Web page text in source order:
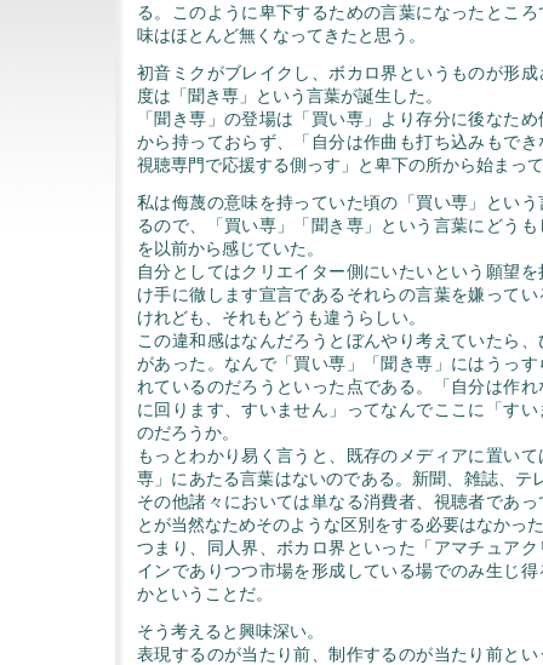
る。このように卑下するための言葉になったとこ
味はほとんど無くなってきたと思う。
初音ミクがブレイクし、ボカロ界というものが形
度は「聞き専」という言葉が誕生した。
「聞き専」の登場は「買い専」より存分に後なた
から持っておらず、「自分は作曲も打ち込みもで
視聴専門で応援する側っす」と卑下の所から始まっ
私は侮蔑の意味を持っていた頃の「買い専」とい
るので、「買い専」「聞き専」という言葉にどう
を以前から感じていた。
自分としてはクリエイター側にいたいという願望
け手に徹します宣言であるそれらの言葉を嫌って
けれども、それもどうも違うらしい。
この違和感はなんだろうとぼんやり考えていたら
があった。なんで「買い専」「聞き専」にはうっ
れているのだろうといった点である。「自分は作
に回ります、すいません」ってなんでここに「す
のだろうか。
もっとわかり易く言うと、既存のメディアに置い
専」にあたる言葉はないのである。新聞、雑誌、テ
その他諸々においては単なる消費者、視聴者であ
とが当然なためそのような区別をする必要はなかっ
つまり、同人界、ボカロ界といった「アマチュア
インでありつつ市場を形成している場でのみ生じ
かということだ。
そう考えると興味深い。
表現するのが当たり前、制作するのが当たり前と